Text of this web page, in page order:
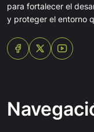
para fortalecer el
y proteger el entorno